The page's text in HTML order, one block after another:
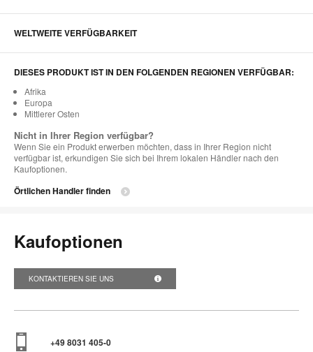
WELTWEITE VERFÜGBARKEIT
DIESES PRODUKT IST IN DEN FOLGENDEN REGIONEN VERFÜGBAR:
Afrika
Europa
Mittlerer Osten
Nicht in Ihrer Region verfügbar?
Wenn Sie ein Produkt erwerben möchten, dass in Ihrer Region nicht
verfügbar ist, erkundigen Sie sich bei Ihrem lokalen Händler nach den
Kaufoptionen.
Örtlichen Handler finden
Kaufoptionen
KONTAKTIEREN SIE UNS
+49 8031 405-0